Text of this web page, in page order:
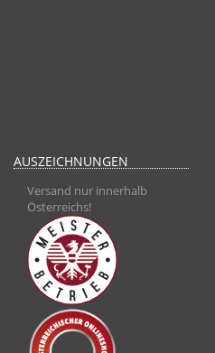
AUSZEICHNUNGEN
Versand nur innerhalb
Österreichs!